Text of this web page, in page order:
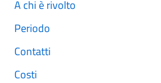
A chi è rivolto
Periodo
Contatti
Costi